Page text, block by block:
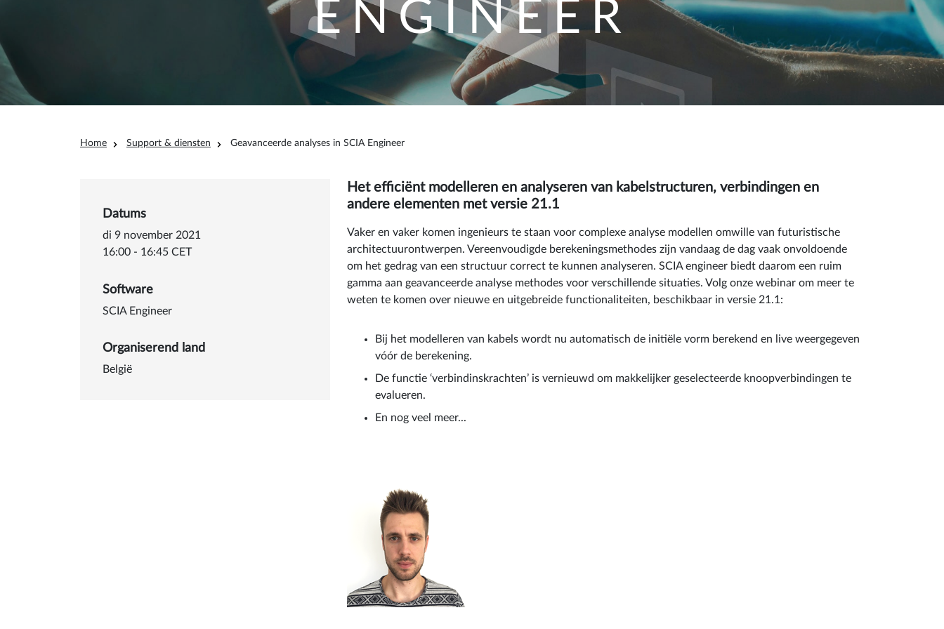
ENGINEER
Kruimelpad
Home Support & diensten Geavanceerde analyses in SCIA Engineer
Datums
di 9 november 2021
16:00 - 16:45 CET
Software
SCIA Engineer
Organiserend land
België
Het efficiënt modelleren en analyseren van kabelstructuren, verbindingen en
andere elementen met versie 21.1
Vaker en vaker komen ingenieurs te staan voor complexe analyse modellen omwille van futuristische
architectuurontwerpen. Vereenvoudigde berekeningsmethodes zijn vandaag de dag vaak onvoldoende
om het gedrag van een structuur correct te kunnen analyseren. SCIA engineer biedt daarom een ruim
gamma aan geavanceerde analyse methodes voor verschillende situaties. Volg onze webinar om meer te
weten te komen over nieuwe en uitgebreide functionaliteiten, beschikbaar in versie 21.1:
Bij het modelleren van kabels wordt nu automatisch de initiële vorm berekend en live weergegeven
vóór de berekening.
De functie ‘verbindinskrachten’ is vernieuwd om makkelijker geselecteerde knoopverbindingen te
evalueren.
En nog veel meer...